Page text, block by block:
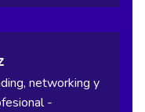
networking y
-